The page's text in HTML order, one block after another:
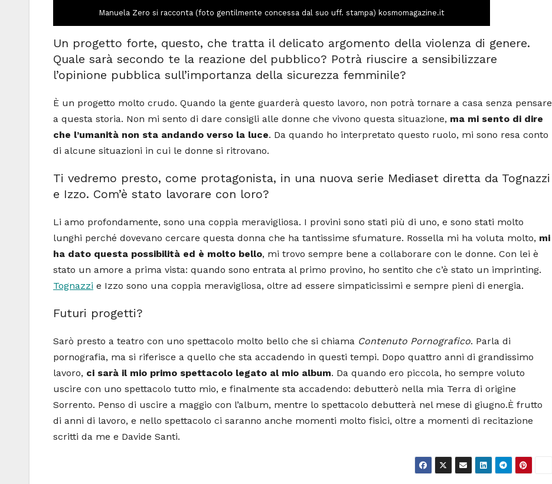
Manuela Zero si racconta (foto gentilmente concessa dal suo uff. stampa) kosmomagazine.it
Un progetto forte, questo, che tratta il delicato argomento della violenza di genere.
Quale sarà secondo te la reazione del pubblico? Potrà riuscire a sensibilizzare
l’opinione pubblica sull’importanza della sicurezza femminile?
È un progetto molto crudo. Quando la gente guarderà questo lavoro, non potrà tornare a casa senza pensare
a questa storia. Non mi sento di dare consigli alle donne che vivono questa situazione, ma mi sento di dire
che l’umanità non sta andando verso la luce. Da quando ho interpretato questo ruolo, mi sono resa conto
di alcune situazioni in cui le donne si ritrovano.
Ti vedremo presto, come protagonista, in una nuova serie Mediaset diretta da Tognazzi
e Izzo. Com’è stato lavorare con loro?
Li amo profondamente, sono una coppia meravigliosa. I provini sono stati più di uno, e sono stati molto
lunghi perché dovevano cercare questa donna che ha tantissime sfumature. Rossella mi ha voluta molto, mi
ha dato questa possibilità ed è molto bello, mi trovo sempre bene a collaborare con le donne. Con lei è
stato un amore a prima vista: quando sono entrata al primo provino, ho sentito che c’è stato un imprinting.
Tognazzi e Izzo sono una coppia meravigliosa, oltre ad essere simpaticissimi e sempre pieni di energia.
Futuri progetti?
Sarò presto a teatro con uno spettacolo molto bello che si chiama Contenuto Pornografico. Parla di
pornografia, ma si riferisce a quello che sta accadendo in questi tempi. Dopo quattro anni di grandissimo
lavoro, ci sarà il mio primo spettacolo legato al mio album. Da quando ero piccola, ho sempre voluto
uscire con uno spettacolo tutto mio, e finalmente sta accadendo: debutterò nella mia Terra di origine
Sorrento. Penso di uscire a maggio con l’album, mentre lo spettacolo debutterà nel mese di giugno.È frutto
di anni di lavoro, e nello spettacolo ci saranno anche momenti molto fisici, oltre a momenti di recitazione
scritti da me e Davide Santi.